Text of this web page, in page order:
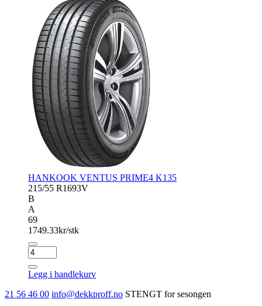
HANKOOK VENTUS PRIME4 K135
215/55 R1693V
B
A
69
1749.33kr/stk
HANKOOK
VENTUS
PRIME4
K135
antall
Legg i handlekurv
21 56 46 00 info@dekkproff.no STENGT for sesongen